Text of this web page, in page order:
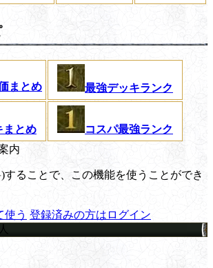
まとめ 最強デッキランク
まとめ
コスパ最強ランク
内
することで、この機能を使うことができ
使う 登録済みの方はログイン